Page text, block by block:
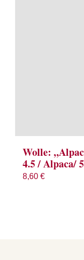
Wolle:
4.5 / Alpaca/
8,60 €